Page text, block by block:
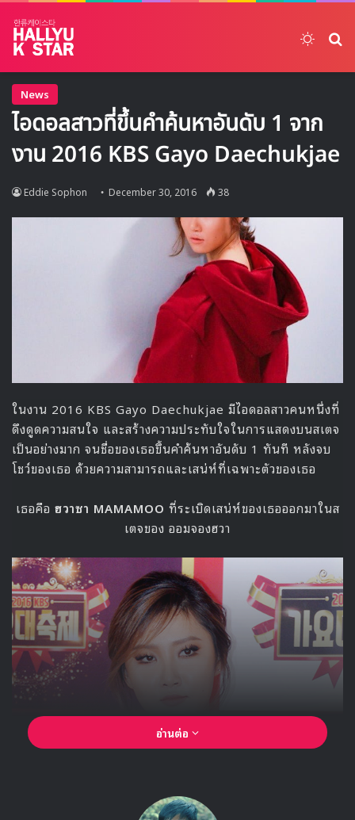
News
ไอดอลสาวที่ขึ้นคำค้นหาอันดับ 1 จาก
งาน 2016 KBS Gayo Daechukjae
Eddie Sophon December 30, 2016 38
ในงาน 2016 KBS Gayo Daechukjae มีไอดอลสาวคนหนึ่งที่
ดึงดูดความสนใจ และสร้างความประทับใจในการแสดงบนสเตจ
เป็นอย่างมาก จนชื่อของเธอขึ้นคำค้นหาอันดับ 1 ทันที หลังจบ
โชว์ของเธอ ด้วยความสามารถและเสน่ห์ที่เฉพาะตัวของเธอ
เธอคือ ฮวาซา MAMAMOO ที่ระเบิดเสน่ห์ของเธอออกมาในส
เตจของ ออมจองฮวา
อ่านต่อ